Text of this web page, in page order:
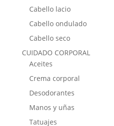
Cabello lacio
Cabello ondulado
Cabello seco
CUIDADO CORPORAL
Aceites
Crema corporal
Desodorantes
Manos y uñas
Tatuajes